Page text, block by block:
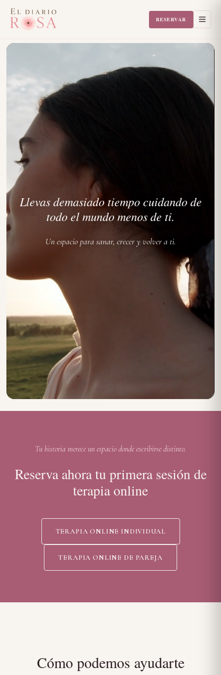
RESERVAR
Llevas demasiado tiempo cuidando de
todo el mundo menos de ti.
Un espacio para sanar, crecer y volver a ti.
Tu historia merece un espacio donde escribirse distinto.
Reserva ahora tu primera sesión de
terapia online
TERAPIA ONLINE INDIVIDUAL
TERAPIA ONLINE DE PAREJA
Cómo podemos ayudarte